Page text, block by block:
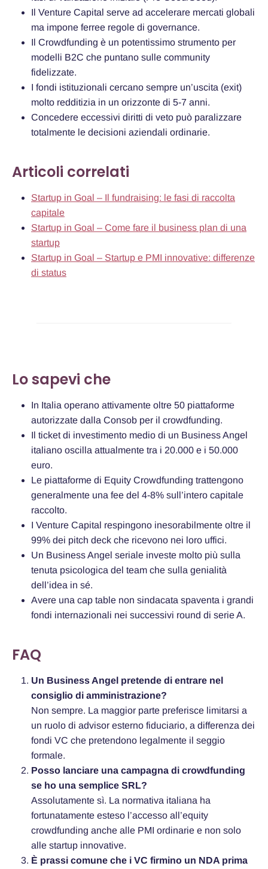
Il Venture Capital serve ad accelerare mercati globali
ma impone ferree regole di governance.
Il Crowdfunding è un potentissimo strumento per
modelli B2C che puntano sulle community
fidelizzate.
I fondi istituzionali cercano sempre un’uscita (exit)
molto redditizia in un orizzonte di 5-7 anni.
Concedere eccessivi diritti di veto può paralizzare
totalmente le decisioni aziendali ordinarie.
Articoli correlati
Startup in Goal – Il fundraising: le fasi di raccolta
capitale
Startup in Goal – Come fare il business plan di una
startup
Startup in Goal – Startup e PMI innovative: differenze
di status
Lo sapevi che
In Italia operano attivamente oltre 50 piattaforme
autorizzate dalla Consob per il crowdfunding.
Il ticket di investimento medio di un Business Angel
italiano oscilla attualmente tra i 20.000 e i 50.000
euro.
Le piattaforme di Equity Crowdfunding trattengono
generalmente una fee del 4-8% sull’intero capitale
raccolto.
I Venture Capital respingono inesorabilmente oltre il
99% dei pitch deck che ricevono nei loro uffici.
Un Business Angel seriale investe molto più sulla
tenuta psicologica del team che sulla genialità
dell’idea in sé.
Avere una cap table non sindacata spaventa i grandi
fondi internazionali nei successivi round di serie A.
FAQ
Un Business Angel pretende di entrare nel
consiglio di amministrazione?
Non sempre. La maggior parte preferisce limitarsi a
un ruolo di advisor esterno fiduciario, a differenza dei
fondi VC che pretendono legalmente il seggio
formale.
Posso lanciare una campagna di crowdfunding
se ho una semplice SRL?
Assolutamente sì. La normativa italiana ha
fortunatamente esteso l’accesso all’equity
crowdfunding anche alle PMI ordinarie e non solo
alle startup innovative.
È prassi comune che i VC firmino un NDA prima